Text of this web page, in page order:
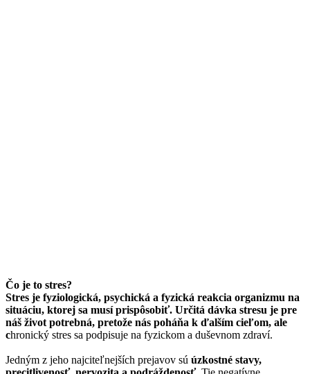
Čo je to stres?
Stres je fyziologická, psychická a fyzická reakcia organizmu na
situáciu, ktorej sa musí prispôsobiť. Určitá dávka stresu je pre
náš život potrebná, pretože nás poháňa k ďalším cieľom, ale
chronický stres sa podpisuje na fyzickom a duševnom zdraví.
Jedným z jeho najciteľnejších prejavov sú úzkostné stavy,